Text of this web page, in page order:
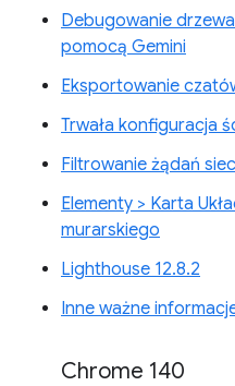
Debugowanie
pomocą Gemini
Eksportowanie
Trwała konfiguracja
Filtrowanie żądań
Elementy > Karta
murarskiego
Lighthouse 12.8.2
Inne ważne
Chrome 140